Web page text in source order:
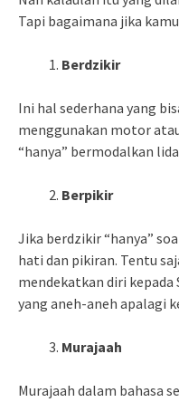
Tapi bagaimana jika
Berdzikir
Ini hal sederhana yang
menggunakan motor
“hanya” bermodalkan
Berpikir
Jika berdzikir “hanya”
hati dan pikiran. Tentu
mendekatkan diri
yang aneh-aneh apalagi
Murajaah
Murajaah dalam bahasa